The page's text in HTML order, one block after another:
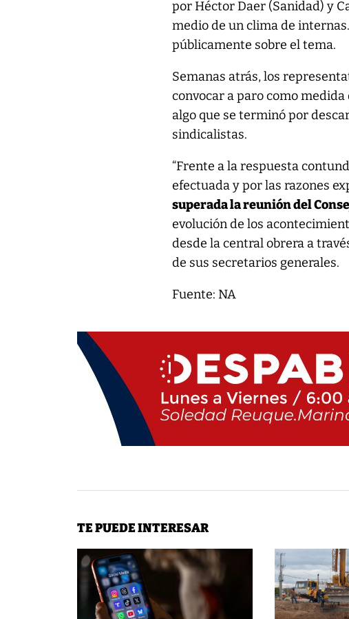
por Héctor Daer (Sanidad) y
medio de un clima de
públicamente sobre el tema.
Semanas atrás, los
convocar a paro como
algo que se terminó por
sindicalistas.
“Frente a la respuesta
efectuada y por las razones
superada la reunión del
evolución de los
desde la central obrera a
de sus secretarios generales.
Fuente: NA
TE PUEDE INTERESAR